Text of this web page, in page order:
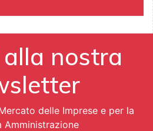
nostra
delle Imprese e per la
Amministrazione